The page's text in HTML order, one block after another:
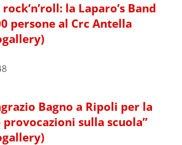
la Laparo’s Band
persone al Crc Antella
Bagno a Ripoli per la
sulla scuola”